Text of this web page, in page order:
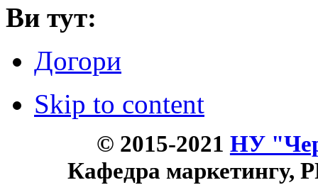
Ви тут:
Догори
Skip to content
© 2015-2021 НУ
Кафедра маркетингу,